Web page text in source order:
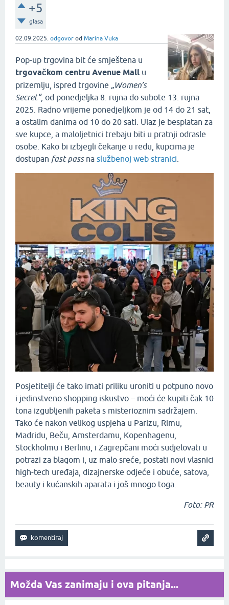
+5
glasa
02.09.2025. odgovor od Marina Vuka
Pop-up trgovina bit će smještena u
trgovačkom centru Avenue Mall u
prizemlju, ispred trgovine „Women’s
Secret“, od ponedjeljka 8. rujna do subote 13. rujna
2025. Radno vrijeme ponedjeljkom je od 14 do 21 sat,
a ostalim danima od 10 do 20 sati. Ulaz je besplatan za
sve kupce, a maloljetnici trebaju biti u pratnji odrasle
osobe. Kako bi izbjegli čekanje u redu, kupcima je
dostupan fast pass na službenoj web stranici
Posjetitelji će tako imati priliku uroniti u potpuno novo
i jedinstveno shopping iskustvo – moći će kupiti čak 10
tona izgubljenih paketa s misterioznim sadržajem.
Tako će nakon velikog uspjeha u Parizu, Rimu,
Madridu, Beču, Amsterdamu, Kopenhagenu,
Stockholmu i Berlinu, i Zagrepčani moći sudjelovati u
potrazi za blagom i, uz malo sreće, postati novi vlasnici
high-tech uređaja, dizajnerske odjeće i obuće, satova,
beauty i kućanskih aparata i još mnogo toga.
Foto: PR
Možda Vas zanimaju i ova pitanja...